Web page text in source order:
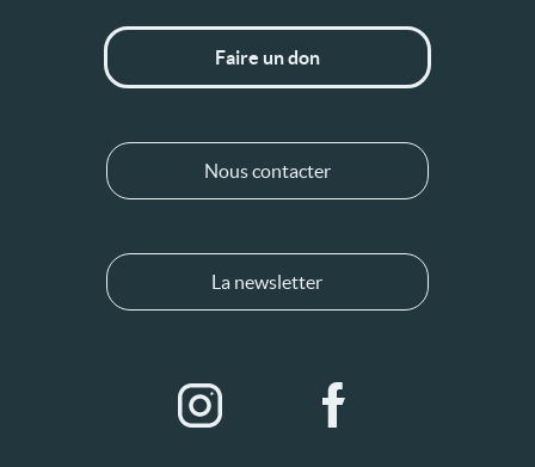
Faire un don
Nous contacter
La newsletter